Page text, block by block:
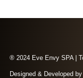
® 2024 Eve Envy SPA |
Designed & Developed by